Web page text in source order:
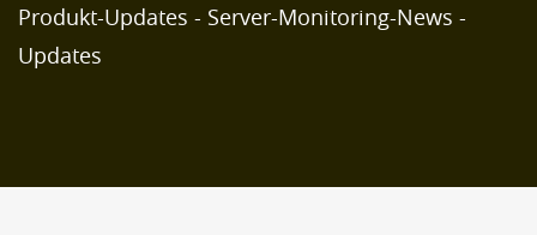
Produkt-Updates - Server-Monitoring-News -
Updates